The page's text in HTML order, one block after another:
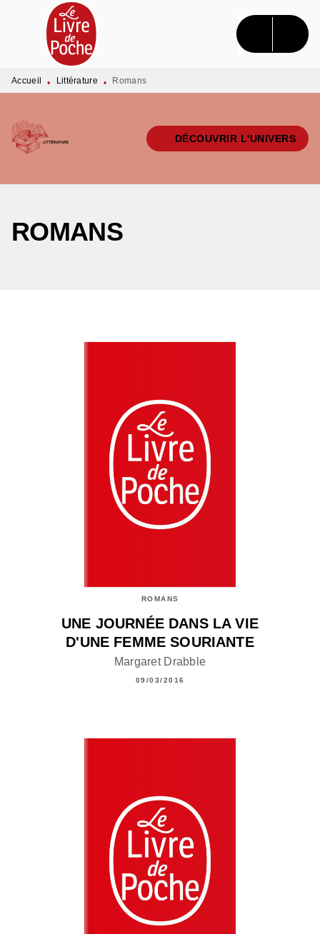
MENU RECHERCHE CONTENU
PIED DE PAGE
Accueil • Littérature • Romans
DÉCOUVRIR L'UNIVERS
ROMANS
ROMANS
UNE JOURNÉE DANS LA VIE
D'UNE FEMME SOURIANTE
Margaret Drabble
09/03/2016